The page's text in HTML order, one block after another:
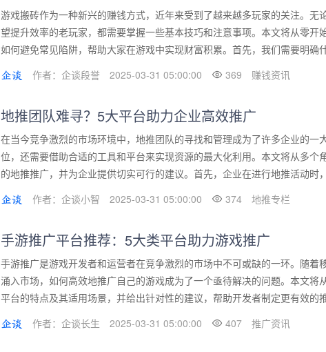
游戏搬砖作为一种新兴的赚钱方式，近年来受到了越来越多玩家的关注。无
望提升效率的老玩家，都需要掌握一些基本技巧和注意事项。本文将从零开
如何避免常见陷阱，帮助大家在游戏中实现财富积累。首先，我们需要明确
作者：企谈段誉
2025-03-31 05:00:00 369 赚钱资讯
地推团队难寻？5大平台助力企业高效推广
在当今竞争激烈的市场环境中，地推团队的寻找和管理成为了许多企业的一
位，还需要借助合适的工具和平台来实现资源的最大化利用。本文将从多个
的地推推广，并为企业提供切实可行的建议。首先，企业在进行地推活动时
作者：企谈小智
2025-03-31 05:00:00 374 地推专栏
手游推广平台推荐：5大类平台助力游戏推广
手游推广是游戏开发者和运营者在竞争激烈的市场中不可或缺的一环。随着
涌入市场，如何高效地推广自己的游戏成为了一个亟待解决的问题。本文
平台的特点及其适用场景，并给出针对性的建议，帮助开发者制定更有效的
作者：企谈长生
2025-03-31 05:00:00 407 推广资讯